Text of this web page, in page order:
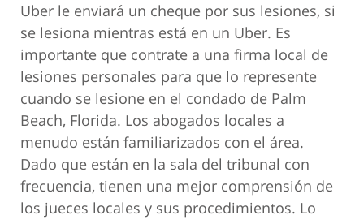
Uber le enviará un cheque por sus lesiones, si
se lesiona mientras está en un Uber. Es
importante que contrate a una firma local de
lesiones personales para que lo represente
cuando se lesione en el condado de Palm
Beach, Florida. Los abogados locales a
menudo están familiarizados con el área.
Dado que están en la sala del tribunal con
frecuencia, tienen una mejor comprensión de
los jueces locales y sus procedimientos. Lo